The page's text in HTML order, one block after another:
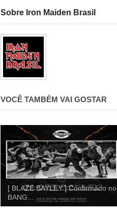
Sobre Iron Maiden Brasil
VOCÊ TAMBÉM VAI GOSTAR
[ BLAZE BAYLEY ] Confirmado no
BANG...